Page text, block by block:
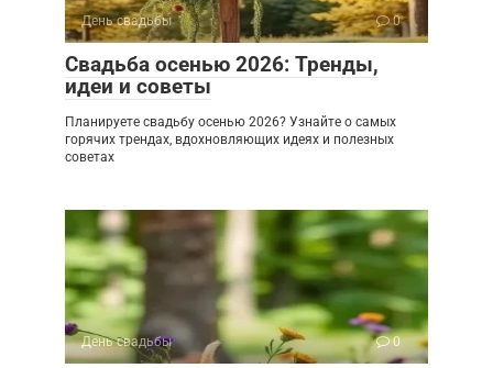
День свадьбы 0
Свадьба осенью 2026: Тренды,
идеи и советы
Планируете свадьбу осенью 2026? Узнайте о самых
горячих трендах, вдохновляющих идеях и полезных
советах
День свадьбы 0